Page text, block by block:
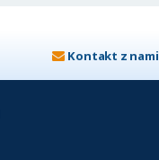
Kontakt z nami